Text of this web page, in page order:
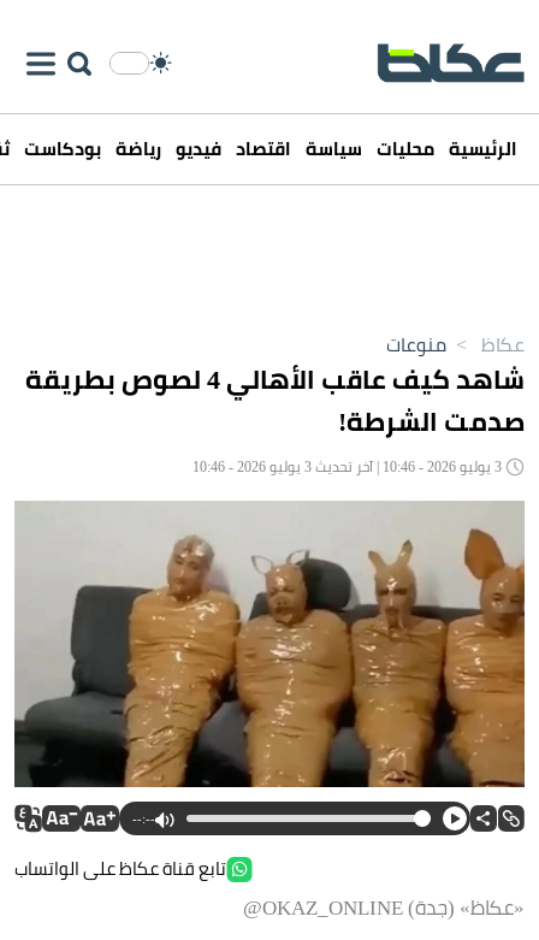
الرئيسية محليات سياسة اقتصاد فيديو رياضة بودكاست
عكاظ > منوعات
شاهد كيف عاقب الأهالي 4 لصوص بطريقة
صدمت الشرطة!
--:--
تابع قناة عكاظ على الواتساب
«عكاظ» (جدة) OKAZ_ONLINE@